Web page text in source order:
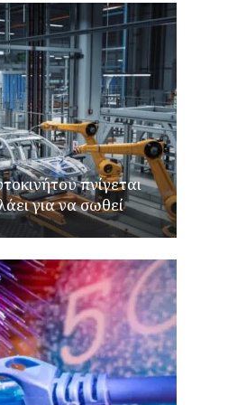
πνίγεται
για να σωθεί